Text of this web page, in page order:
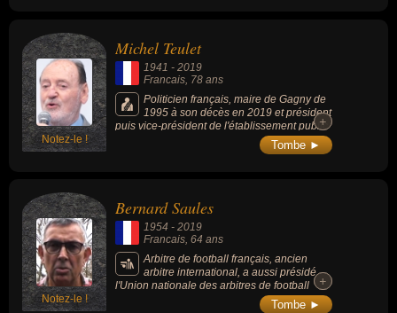
Notez-le !
Michel Teulet
1941 - 2019
Francais , 78 ans
Politicien français, maire de Gagny de
1995 à son décès en 2019 et président
puis vice-président de l'établissement public
territorial Grand Paris - Grand Est. Il est
également conseiller général du canton de
+
+
Tombe ►
Notez-le !
Bernard Saules
1954 - 2019
Francais, 64 ans
Arbitre de football français, ancien
arbitre international, a aussi présidé
l'Union nationale des arbitres de football
+
+
Tombe ►